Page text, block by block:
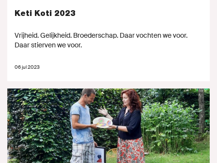
Keti Koti 2023
Vrijheid. Gelijkheid. Broederschap. Daar vochten we voor.
Daar stierven we voor.
06 jul 2023